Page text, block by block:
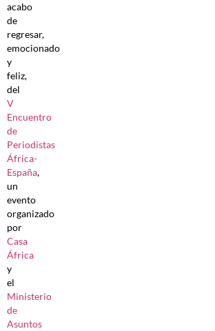
acabo
de
regresar,
emocionado
y
feliz,
del
V
Encuentro
de
Periodistas
África-
España,
un
evento
organizado
por
Casa
África
y
el
Ministerio
de
Asuntos